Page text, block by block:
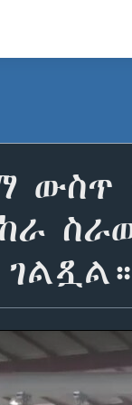
ውስጥ